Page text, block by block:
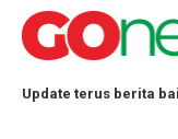
Update terus berita